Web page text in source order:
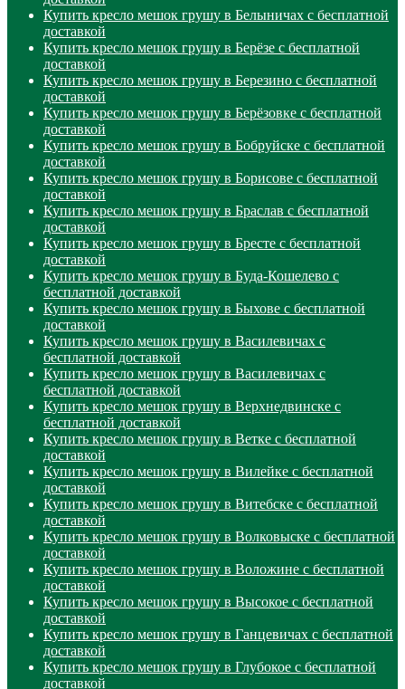
Купить кресло мешок грушу в Белыничах с бесплатной
доставкой
Купить кресло мешок грушу в Берёзе с бесплатной
доставкой
Купить кресло мешок грушу в Березино с бесплатной
доставкой
Купить кресло мешок грушу в Берёзовке с бесплатной
доставкой
Купить кресло мешок грушу в Бобруйске с бесплатной
доставкой
Купить кресло мешок грушу в Борисове с бесплатной
доставкой
Купить кресло мешок грушу в Браслав с бесплатной
доставкой
Купить кресло мешок грушу в Бресте с бесплатной
доставкой
Купить кресло мешок грушу в Буда-Кошелево с
бесплатной доставкой
Купить кресло мешок грушу в Быхове с бесплатной
доставкой
Купить кресло мешок грушу в Василевичах с
бесплатной доставкой
Купить кресло мешок грушу в Василевичах с
бесплатной доставкой
Купить кресло мешок грушу в Верхнедвинске с
бесплатной доставкой
Купить кресло мешок грушу в Ветке с бесплатной
доставкой
Купить кресло мешок грушу в Вилейке с бесплатной
доставкой
Купить кресло мешок грушу в Витебске с бесплатной
доставкой
Купить кресло мешок грушу в Волковыске с бесплатной
доставкой
Купить кресло мешок грушу в Воложине с бесплатной
доставкой
Купить кресло мешок грушу в Высокое с бесплатной
доставкой
Купить кресло мешок грушу в Ганцевичах с бесплатной
доставкой
Купить кресло мешок грушу в Глубокое с бесплатной
доставкой